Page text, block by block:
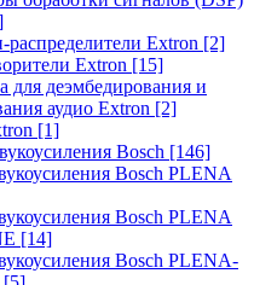
распределители Extron [2]
Extron [15]
для деэмбедирования и
аудио Extron [2]
[1]
Bosch [146]
Bosch PLENA
Bosch PLENA
[14]
Bosch PLENA-